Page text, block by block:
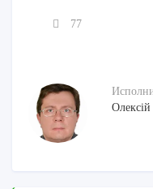
77